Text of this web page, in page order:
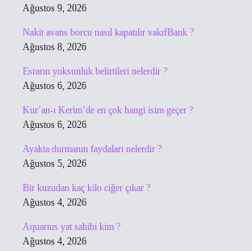
Ağustos 9, 2026
Nakit avans borcu nasıl kapatılır vakıfBank ?
Ağustos 8, 2026
Esrarın yoksunluk belirtileri nelerdir ?
Ağustos 6, 2026
Kur’an-ı Kerim’de en çok hangi isim geçer ?
Ağustos 6, 2026
Ayakta durmanın faydaları nelerdir ?
Ağustos 5, 2026
Bir kuzudan kaç kilo ciğer çıkar ?
Ağustos 4, 2026
Aquarius yat sahibi kim ?
Ağustos 4, 2026